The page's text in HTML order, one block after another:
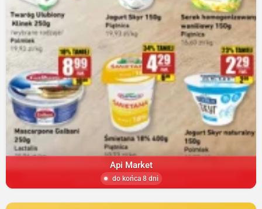
Api Market
do końca 8 dni